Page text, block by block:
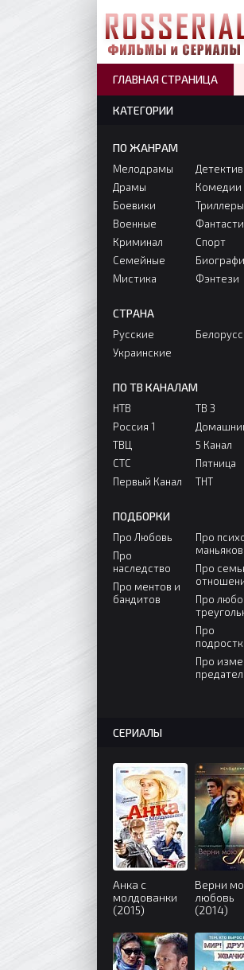
КАТЕГОРИИ
ПО ЖАНРАМ
Мелодрамы
Драмы
Боевики
Военные
Криминал
Семейные
Мистика
Комедии
Триллеры
Спорт
Фэнтези
СТРАНА
Русские
Украинские
ПО ТВ КАНАЛАМ
НТВ
Россия 1
ТВЦ
СТС
Первый Канал
ТВ 3
5 Канал
Пятница
ТНТ
ПОДБОРКИ
Про Любовь
Про
наследство
Про ментов и
бандитов
Про
маньяков
Про
Про
Про
Про
СЕРИАЛЫ
Анка с
молдованки
(2015)
Верни
любовь
(2014)
ГЛАВНАЯ СТРАНИЦА